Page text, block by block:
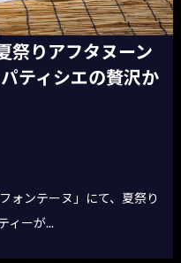
祭りアフタヌーン
ティシエの贅沢か
ォンテーヌ」にて、夏祭り
ィーが...